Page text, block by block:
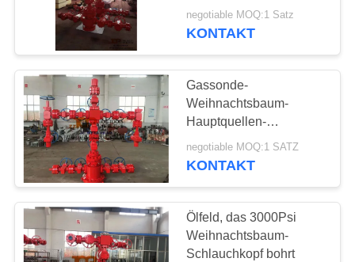
Hauptquellen-Spule
5000psi
negotiable MOQ:1 Satz
KONTAKT
Gassonde-
Weihnachtsbaum-
Hauptquellen-
Ausrüstungs-Ölquelle-
Weihnachtsbaum API
negotiable MOQ:1 SATZ
KONTAKT
Ölfeld, das 3000Psi
Weihnachtsbaum-
Schlauchkopf bohrt